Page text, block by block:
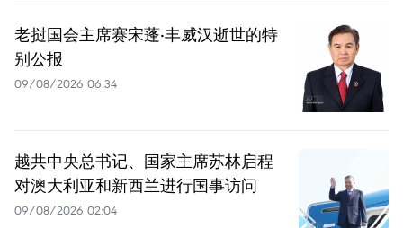
老挝国会主席赛宋蓬·丰威汉逝世的特
别公报
09/08/2026 06:34
越共中央总书记、国家主席苏林启程
对澳大利亚和新西兰进行国事访问
09/08/2026 02:04